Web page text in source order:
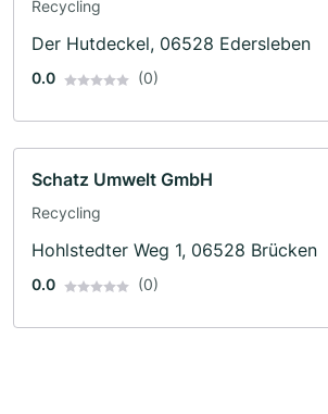
Recycling
Der Hutdeckel, 06528 Edersleben
0.0 (0)
Schatz Umwelt GmbH
Recycling
Hohlstedter Weg 1, 06528 Brücken
0.0 (0)